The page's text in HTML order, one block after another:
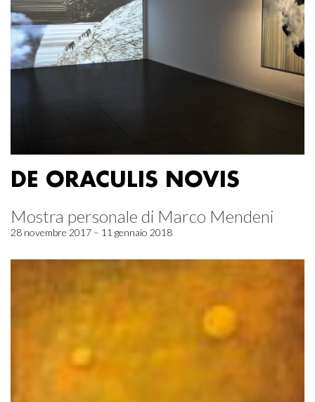
DE ORACULIS NOVIS
Mostra personale di Marco Mendeni
28 novembre 2017 – 11 gennaio 2018